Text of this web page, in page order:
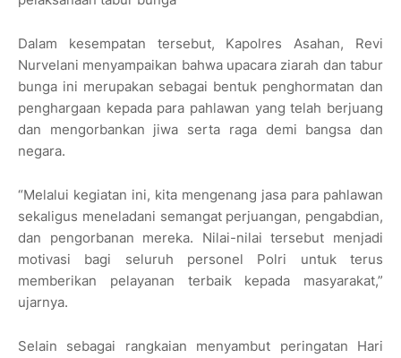
Dalam kesempatan tersebut, Kapolres Asahan, Revi
Nurvelani menyampaikan bahwa upacara ziarah dan tabur
bunga ini merupakan sebagai bentuk penghormatan dan
penghargaan kepada para pahlawan yang telah berjuang
dan mengorbankan jiwa serta raga demi bangsa dan
negara.
“Melalui kegiatan ini, kita mengenang jasa para pahlawan
sekaligus meneladani semangat perjuangan, pengabdian,
dan pengorbanan mereka. Nilai-nilai tersebut menjadi
motivasi bagi seluruh personel Polri untuk terus
memberikan pelayanan terbaik kepada masyarakat,”
ujarnya.
Selain sebagai rangkaian menyambut peringatan Hari